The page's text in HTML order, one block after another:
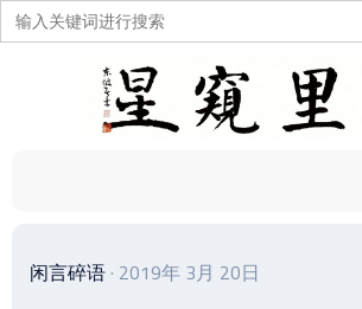
搜
索：
闲言碎语 · 2019年 3月 20日